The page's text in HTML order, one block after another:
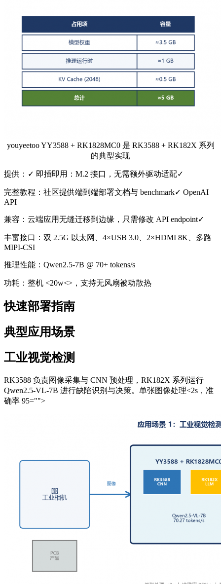
youyeetoo YY3588 + RK1828MC0 是 RK3588 + RK182X 系列
的典型实现
提供：✓ 即插即用：M.2 接口，无需额外驱动适配✓
完整教程：社区提供端到端部署文档与 benchmark✓ OpenAI
API
兼容：云端应用无缝迁移到边缘，只需修改 API endpoint✓
丰富接口：双 2.5G 以太网、4×USB 3.0、2×HDMI 8K、多路
MIPI-CSI
推理性能：Qwen2.5-7B @ 70+ tokens/s
功耗：整机 <20w<>，支持无风扇被动散热
快速部署指南
典型应用场景
工业视觉检测
RK3588 负责图像采集与 CNN 预处理，RK182X 系列运行
Qwen2.5-VL-7B 进行缺陷识别与决策。单张图像处理<2s，准
确率 95="">